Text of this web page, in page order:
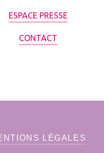
ESPACE PRESSE
CONTACT
LÉGALES